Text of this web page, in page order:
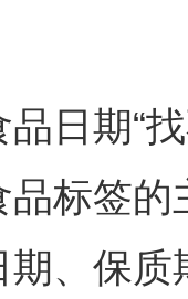
期“找
标签
、保